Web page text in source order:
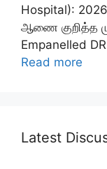
Hospital):
ஆணை குறித்த
Empanelled
Read more
Latest